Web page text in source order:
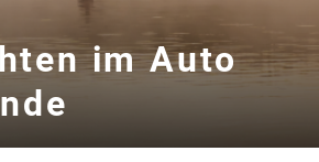
im Auto